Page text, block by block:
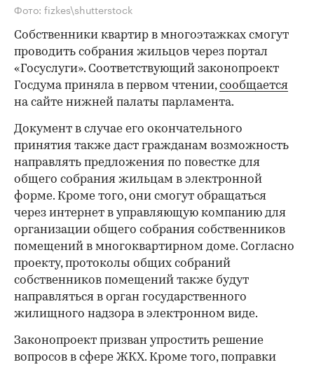
Фото: fizkes\shutterstock
Собственники квартир в многоэтажках смогут
проводить собрания жильцов через портал
«Госуслуги». Соответствующий законопроект
Госдума приняла в первом чтении,сообщается
на сайте нижней палаты парламента.
Документ в случае его окончательного
принятия также даст гражданам возможность
направлять предложения по повестке для
общего собрания жильцам в электронной
форме. Кроме того, они смогут обращаться
через интернет в управляющую компанию для
организации общего собрания собственников
помещений в многоквартирном доме. Согласно
проекту, протоколы общих собраний
собственников помещений также будут
направляться в орган государственного
жилищного надзора в электронном виде.
Законопроект призван упростить решение
вопросов в сфере ЖКХ. Кроме того, поправки